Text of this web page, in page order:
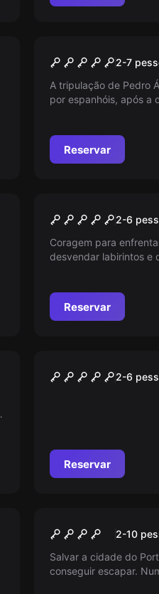
Piratas de
2-7
A tripulação de Pedro
por espanhóis, após a
Reservar
Wizard
Tournament
2-6
Coragem para
desvendar labirintos e
de magia e perigo,
tornam lendários!
Reservar
Stranger
2-6
Reservar
The Last2-10
Salvar a cidade do
conseguir escapar.